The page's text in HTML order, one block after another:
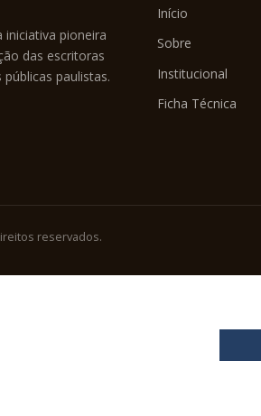
pioneira
das escritoras
paulistas.
Início
Sobre
Institucional
Ficha Técnica
reservados.